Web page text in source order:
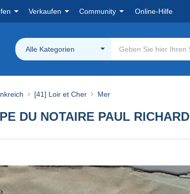
Verkaufen Community Online-Hilfe
Alle Kategorien
[41] Loir et Cher Mer
DU NOTAIRE PAUL RICHARD